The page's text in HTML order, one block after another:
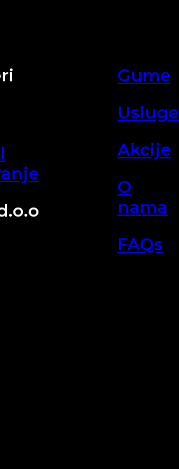
Gume
Usluge
Akcije
O
nama
FAQs